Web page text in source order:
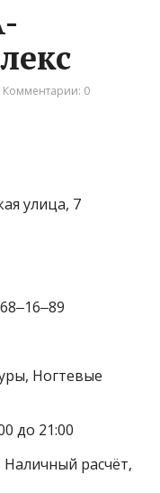
Комментарии: 0
улица, 7
Ногтевые
до 21:00
расчёт,